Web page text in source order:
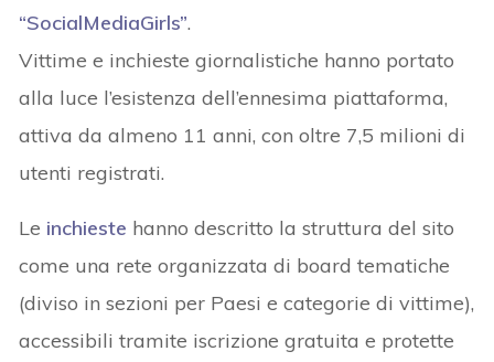
“SocialMediaGirls”.
Vittime e inchieste giornalistiche hanno portato
alla luce l’esistenza dell’ennesima piattaforma,
attiva da almeno 11 anni, con oltre 7,5 milioni di
utenti registrati.
Le inchieste hanno descritto la struttura del sito
come una rete organizzata di board tematiche
(diviso in sezioni per Paesi e categorie di vittime),
accessibili tramite iscrizione gratuita e protette